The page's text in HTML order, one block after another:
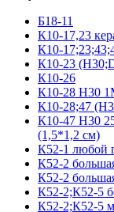
Б18-11
К10-17,23
К10-
К10-23
К10-26
К10-28 Н30
К10-28;47
К10-47 Н30
(1,5*1,2 см)
К52-1 любой
К52-2
К52-2
К52-2;К52-5
К52-2;К52-5